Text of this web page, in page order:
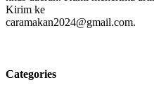
Kirim ke
caramakan2024@gmail.com.
Categories